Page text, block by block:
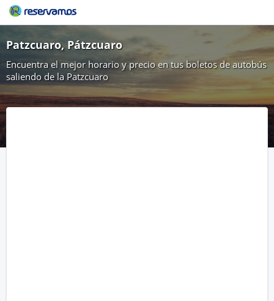
Patzcuaro, Pátzcuaro
Encuentra el mejor horario y precio en tus boletos de autobús
saliendo de la Patzcuaro